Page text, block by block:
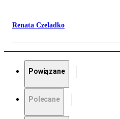
Renata Czeladko
Powiązane
Polecane